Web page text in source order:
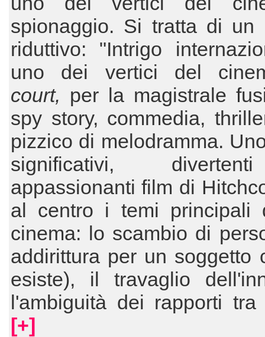
spionaggio. Si tratta di un
riduttivo: "Intrigo
uno dei vertici del
court, per la magistrale
spy story, commedia,
pizzico di melodramma.
significativi,
appassionanti film di
al centro i temi principali
cinema: lo scambio di
addirittura per un soggetto
esiste), il travaglio
l'ambiguità dei rapporti
[+]